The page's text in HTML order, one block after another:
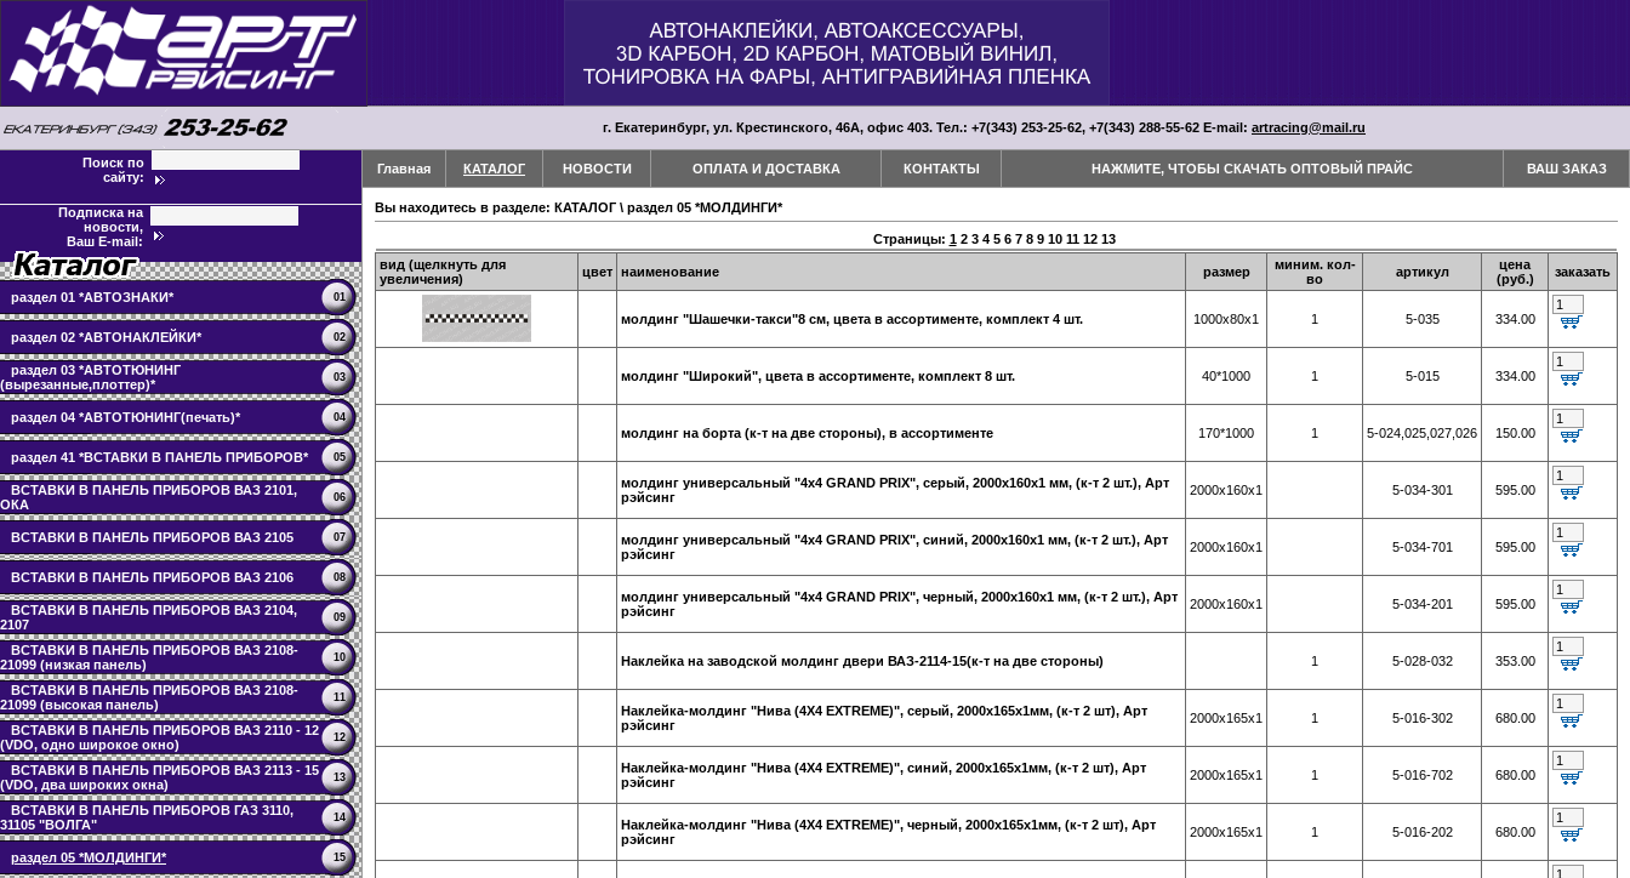
г. Екатеринбург, ул. Крестинского, 46А, офис 403. Тел.: +7(343) 253-25-62, +7(343) 288-55-62 Е-mail: artracing@mail.ru
Поиск по
сайту:
Подписка на
новости,
Ваш E-mail:
раздел 01 *АВТОЗНАКИ* 01
раздел 02 *АВТОНАКЛЕЙКИ* 02
раздел 03 *АВТОТЮНИНГ
(вырезанные,плоттер)*
03
раздел 04 *АВТОТЮНИНГ(печать)* 04
раздел 41 *ВСТАВКИ В ПАНЕЛЬ ПРИБОРОВ* 05
ВСТАВКИ В ПАНЕЛЬ ПРИБОРОВ ВАЗ 2101,
ОКА
06
ВСТАВКИ В ПАНЕЛЬ ПРИБОРОВ ВАЗ 2105 07
ВСТАВКИ В ПАНЕЛЬ ПРИБОРОВ ВАЗ 2106 08
ВСТАВКИ В ПАНЕЛЬ ПРИБОРОВ ВАЗ 2104,
2107
09
ВСТАВКИ В ПАНЕЛЬ ПРИБОРОВ ВАЗ 2108-
21099 (низкая панель)
10
ВСТАВКИ В ПАНЕЛЬ ПРИБОРОВ ВАЗ 2108-
21099 (высокая панель)
11
ВСТАВКИ В ПАНЕЛЬ ПРИБОРОВ ВАЗ 2110 - 12
(VDO, одно широкое окно)
12
ВСТАВКИ В ПАНЕЛЬ ПРИБОРОВ ВАЗ 2113 - 15
(VDO, два широких окна)
13
ВСТАВКИ В ПАНЕЛЬ ПРИБОРОВ ГАЗ 3110,
31105 "ВОЛГА"
14
раздел 05 *МОЛДИНГИ* 15
Главная КАТАЛОГ НОВОСТИ ОПЛАТА И ДОСТАВКА КОНТАКТЫ НАЖМИТЕ, ЧТОБЫ СКАЧАТЬ ОПТОВЫЙ ПРАЙС ВАШ ЗАКАЗ
Вы находитесь в разделе: КАТАЛОГ \ раздел 05 *МОЛДИНГИ*
Страницы: 1 2 3 4 5 6 7 8 9 10 11 12 13
вид (щелкнуть для
увеличения)
цвет наименование размер
миним. кол-
во
артикул
цена
(руб.)
заказать
молдинг "Шашечки-такси"8 см, цвета в ассортименте, комплект 4 шт. 1000х80х1 1 5-035 334.00
молдинг "Широкий", цвета в ассортименте, комплект 8 шт. 40*1000 1 5-015 334.00
молдинг на борта (к-т на две стороны), в ассортименте 170*1000 1 5-024,025,027,026 150.00
молдинг универсальный "4х4 GRAND PRIX", серый, 2000х160х1 мм, (к-т 2 шт.), Арт
рэйсинг
2000х160х1 5-034-301 595.00
молдинг универсальный "4х4 GRAND PRIX", синий, 2000х160х1 мм, (к-т 2 шт.), Арт
рэйсинг
2000х160х1 5-034-701 595.00
молдинг универсальный "4х4 GRAND PRIX", черный, 2000х160х1 мм, (к-т 2 шт.), Арт
рэйсинг
2000х160х1 5-034-201 595.00
Наклейка на заводской молдинг двери ВАЗ-2114-15(к-т на две стороны) 1 5-028-032 353.00
Наклейка-молдинг "Нива (4Х4 EXTREME)", серый, 2000х165х1мм, (к-т 2 шт), Арт
рэйсинг
2000х165х1 1 5-016-302 680.00
Наклейка-молдинг "Нива (4Х4 EXTREME)", синий, 2000х165х1мм, (к-т 2 шт), Арт
рэйсинг
2000х165х1 1 5-016-702 680.00
Наклейка-молдинг "Нива (4Х4 EXTREME)", черный, 2000х165х1мм, (к-т 2 шт), Арт
рэйсинг
2000х165х1 1 5-016-202 680.00